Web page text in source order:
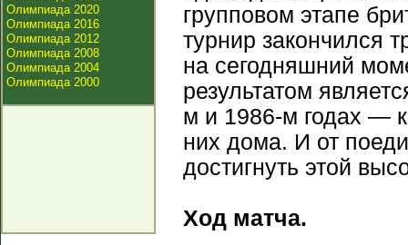
Олимпиада 2020
Олимпиада 2016
Олимпиада 2012
Олимпиада 2008
Олимпиада 2004
Олимпиада 2000
групповом этапе
турнир закончился
на сегодняшний
результатом
м и 1986-м годах —
них дома. И от
достигнуть этой
Ход матча.